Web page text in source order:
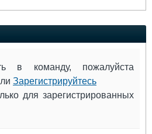
в команду, пожалуйста
Зарегистрируйтесь
для зарегистрированных